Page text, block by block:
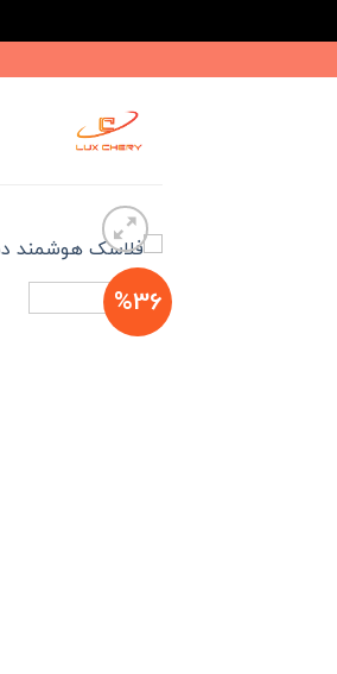
to
%36